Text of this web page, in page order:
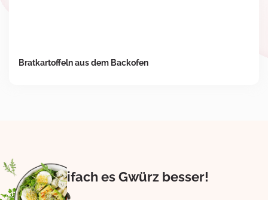
Bratkartoffeln aus dem Backofen
Eifach es Gwürz besser!